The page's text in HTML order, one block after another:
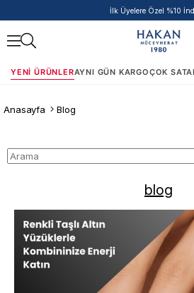
İlk Üyelere Özel %10
YENI ÜRÜNLERAYNI GÜN KARGOÇOK
Anasayfa Blog
blog